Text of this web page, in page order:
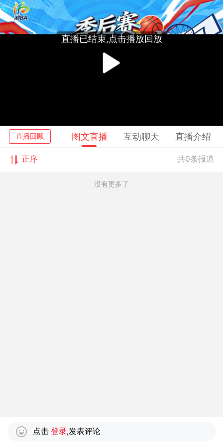
播
频
直播已结束,点击播放回放
直播回顾 图文直播 互动聊天 直播介绍
正序 共0条报道
没有更多了
点击 登录,发表评论